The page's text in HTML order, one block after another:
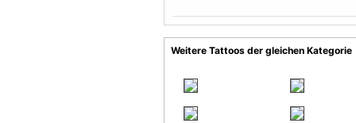
Weitere Tattoos der gleichen Kategorie